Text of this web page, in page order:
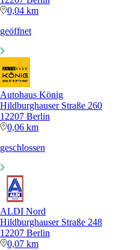
0,04 km
geöffnet
Autohaus König
Hildburghauser Straße 260
12207 Berlin
0,06 km
geschlossen
ALDI Nord
Hildburghauser Straße 248
12207 Berlin
0,07 km